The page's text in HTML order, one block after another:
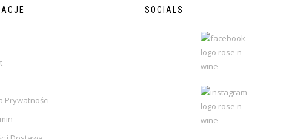
Prywatności
SOCIALS